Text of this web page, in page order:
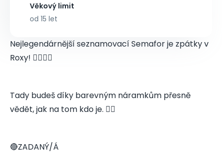
Věkový limit
od 15 let
Nejlegendárnější seznamovací Semafor je zpátky v
Roxy! 👩‍❤️‍💋‍👨
Tady budeš díky barevným náramkům přesně
vědět, jak na tom kdo je. 👇🏻
🔴ZADANÝ/Á